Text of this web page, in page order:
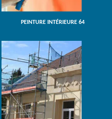
PEINTURE INTÉRIEURE 64